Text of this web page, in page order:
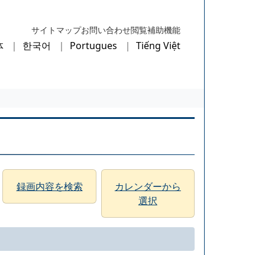
サイトマップお問い合わせ閲覧補助機能
한국어 Portugues Tiếng Việt
録画内容を検索
カレンダーから
選択